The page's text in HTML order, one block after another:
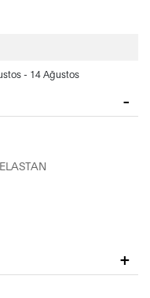
- 14 Ağustos